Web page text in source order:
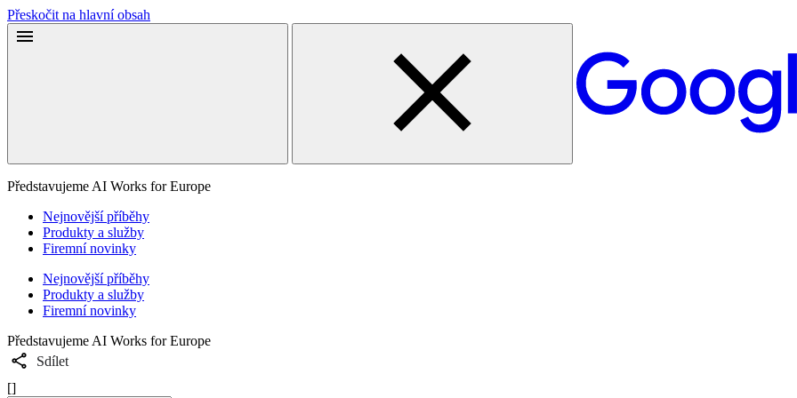
Přeskočit na hlavní obsah
Představujeme AI Works for Europe
Nejnovější příběhy
Produkty a služby
Firemní novinky
Nejnovější příběhy
Produkty a služby
Firemní novinky
Představujeme AI Works for Europe
Sdílet
[]